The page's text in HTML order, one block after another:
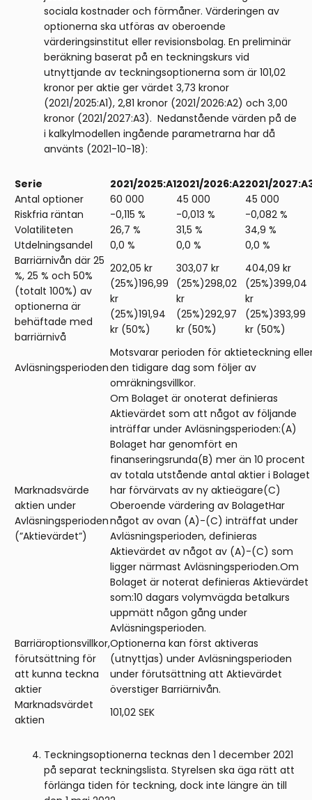
sociala kostnader och förmåner. Värderingen av
optionerna ska utföras av oberoende
värderingsinstitut eller revisionsbolag. En preliminär
beräkning baserat på en teckningskurs vid
utnyttjande av tecknings­optionerna som är 101,02
kronor per aktie ger värdet 3,73 kronor
(2021/2025:A1), 2,81 kronor (2021/2026:A2) och 3,00
kronor (2021/2027:A3). Nedanstående värden på de
i kalkylmodellen ingående parametrarna har då
använts (2021-10-18):
Serie 2021/2025:A12021/2026:A22021/
Antal optioner
60 000 45 000
45 000
Riskfria räntan
-0,115 % -0,013 %
-0,082 %
Volatiliteten
26,7 % 31,5 %
34,9 %
Utdelningsandel
0,0 % 0,0 %
0,0 %
Barriärnivån där 25
%, 25 % och 50%
(totalt 100%) av
optionerna är
behäftade med
barriärnivå
202,05 kr
(25%)196,99
kr
(25%)191,94
kr (50%)
303,07 kr
(25%)298,02
kr
(25%)292,97
kr (50%)
404,09 kr
(25%)399,04
kr
(25%)393,99
kr (50%)
Avläsningsperioden
Motsvarar perioden för aktieteckning
den tidigare dag som följer av
omräkningsvillkor.
Marknadsvärde
aktien under
Avläsningsperioden
(”Aktievärdet”)
Om Bolaget är onoterat definieras
Aktievärdet som att något av följande
inträffar under Avläsningsperioden:(A)
Bolaget har genomfört en
finanseringsrunda(B) mer än 10 procent
av totala utstående antal aktier i Bolaget
har förvärvats av ny aktieägare(C)
Oberoende värdering av BolagetHar
något av ovan (A)-(C) inträffat under
Avläsningsperioden, definieras
Aktievärdet av något av (A)-(C) som
ligger närmast Avläsningsperioden.Om
Bolaget är noterat definieras Aktievärdet
som:10 dagars volymvägda betalkurs
uppmätt någon gång under
Avläsningsperioden.
Barriäroptionsvillkor,
förutsättning för
att kunna teckna
aktier
Optionerna kan först aktiveras
(utnyttjas) under Avläsningsperioden
under förutsättning att Aktievärdet
överstiger Barriärnivån.
Marknadsvärdet
aktien
101,02 SEK
Teckningsoptionerna tecknas den 1 december 2021
på separat teckningslista. Styrelsen ska äga rätt att
förlänga tiden för teckning, dock inte längre än till